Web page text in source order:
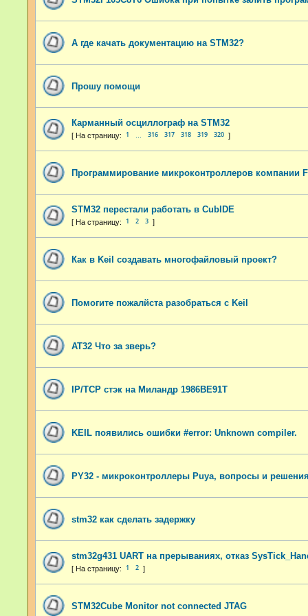
А где качать документацию на STM32?
Прошу помощи
Карманный осциллограф на STM32
1 316 317 318 319 320
Программирование микроконтроллеров компании
STM32 перестали работать в CubIDE
1 2 3
Как в Keil создавать многофайловый проект?
Помогите пожалйста разобраться с Keil
AT32 Что за зверь?
IP/TCP стэк на Миландр 1986ВЕ91Т
KEIL появились ошибки #error: Unknown compiler.
PY32 - микроконтроллеры Puya, вопросы и решения
stm32 как сделать задержку
stm32g431 UART на прерываниях, отказ
1 2
STM32Cube Monitor not connected JTAG